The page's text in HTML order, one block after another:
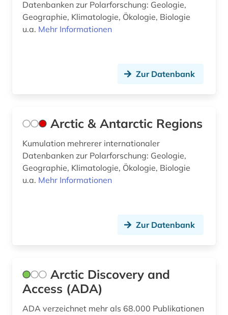
georg (1)
geothermik (1)
geotopschutz (1)
geowissenschaften (64)
geschichte <1701-1800> (1)
Datenbanken zur Polarforschung: Geologie,
Geographie, Klimatologie, Ökologie, Biologie
u.a. Mehr Informationen
Zur Datenbank
Arctic & Antarctic Regions
Kumulation mehrerer internationaler
Datenbanken zur Polarforschung: Geologie,
Geographie, Klimatologie, Ökologie, Biologie
u.a. Mehr Informationen
Zur Datenbank
Arctic Discovery and
Access (ADA)
ADA verzeichnet mehr als 68.000 Publikationen